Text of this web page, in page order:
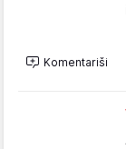
Komentariši